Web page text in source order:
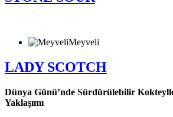
Meyveli
LADY SCOTCH
Dünya Günü’nde Sürdürülebilir
Yaklaşımı